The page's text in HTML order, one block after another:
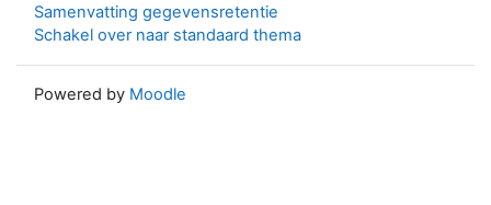
Samenvatting gegevensretentie
Schakel over naar standaard thema
Powered by Moodle